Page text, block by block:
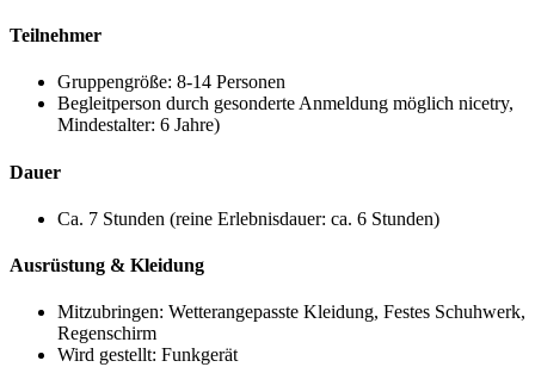
Teilnehmer
Gruppengröße: 8-14 Personen
Begleitperson durch gesonderte Anmeldung möglich nicetry,
Mindestalter: 6 Jahre)
Dauer
Ca. 7 Stunden (reine Erlebnisdauer: ca. 6 Stunden)
Ausrüstung & Kleidung
Mitzubringen: Wetterangepasste Kleidung, Festes Schuhwerk,
Regenschirm
Wird gestellt: Funkgerät